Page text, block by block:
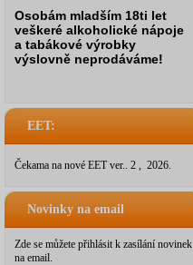
Osobám mladším 18ti let
veškeré alkoholické nápoje
a tabákové výrobky
výslovně neprodáváme!
EET:
Čekama na nové EET ver.. 2 , 2026.
Novinky na email
Zde se můžete přihlásit k zasílání novinek
na email.